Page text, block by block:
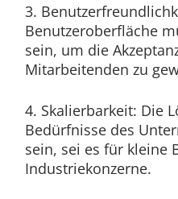
3.
Benutzeroberfläche
sein, um die
Mitarbeitenden zu
4. Skalierbarkeit: Die
Bedürfnisse des
sein, sei es für kleine
Industriekonzerne.